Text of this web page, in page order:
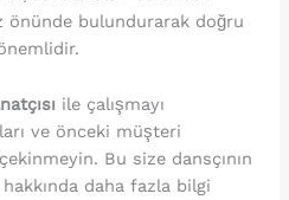
bulundurarak doğru
ile çalışmayı
ve önceki müşteri
Bu size dansçının
daha fazla bilgi